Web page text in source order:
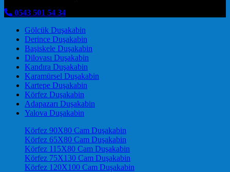
0543 501 54 34
Gölcük Duşakabin
Derince Duşakabin
Başiskele Duşakabin
Dilovası Duşakabin
Kandıra Duşakabin
Karamürsel Duşakabin
Kartepe Duşakabin
Körfez Duşakabin
Adapazarı Duşakabin
Yalova Duşakabin
Körfez 90X80 Cam Duşakabin
Körfez 65X80 Cam Duşakabin
Körfez 115X80 Cam Duşakabin
Körfez 75X130 Cam Duşakabin
Körfez 120X100 Cam Duşakabin